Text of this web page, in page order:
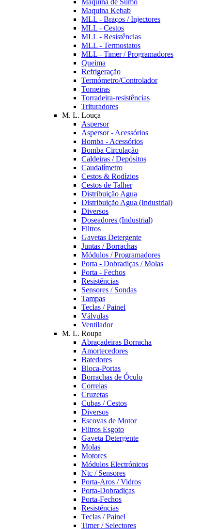
Maquina de Sumo
Maquina Kebab
MLL - Braços / Injectores
MLL - Cestos
MLL - Resistências
MLL - Termostatos
MLL - Timer / Programadores
Queima
Refrigeração
Termómetro/Controlador
Torneiras
Torradeira-resistências
Trituradores
M. L. Louça
Aspersor
Aspersor - Acessórios
Bomba - Acessórios
Bomba Circulação
Caldeiras / Depósitos
Caudalímetro
Cestos & Rodízios
Cestos de Talher
Distribuição Agua
Distribuição Agua (Industrial)
Diversos
Doseadores (Industrial)
Filtros
Gavetas Detergente
Juntas / Borrachas
Módulos / Programadores
Porta - Dobradiças / Molas
Porta - Fechos
Resistências
Sensores / Sondas
Tampas
Teclas / Painel
Válvulas
Ventilador
M. L. Roupa
Abraçadeiras Borracha
Amortecedores
Batedores
Bloca-Portas
Borrachas de Óculo
Correias
Cruzetas
Cubas / Cestos
Diversos
Escovas de Motor
Filtros Esgoto
Gaveta Detergente
Molas
Motores
Módulos Electrónicos
Ntc / Sensores
Porta-Aros / Vidros
Porta-Dobradiças
Porta-Fechos
Resistências
Teclas / Painel
Timer / Selectores